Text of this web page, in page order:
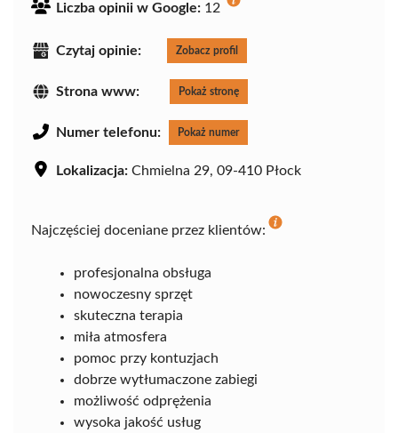
Liczba opinii w Google: 12
Czytaj opinie: Zobacz profil
Strona www: Pokaż stronę
Numer telefonu: Pokaż numer
Lokalizacja: Chmielna 29, 09-410 Płock
Najczęściej doceniane przez klientów:
profesjonalna obsługa
nowoczesny sprzęt
skuteczna terapia
miła atmosfera
pomoc przy kontuzjach
dobrze wytłumaczone zabiegi
możliwość odprężenia
wysoka jakość usług